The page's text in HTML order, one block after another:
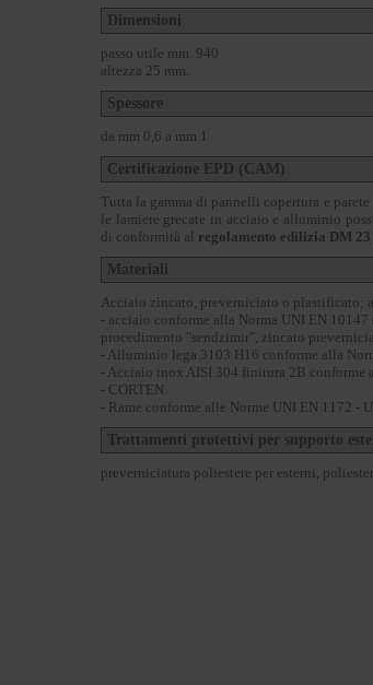
Dimensioni
passo utile mm. 940
altezza 25 mm.
Spessore
da mm 0,6 a mm 1
Certificazione EPD (CAM)
Tutta la gamma di pannelli copertura e
le lamiere grecate in acciaio e alluminio
di conformità al regolamento edilizia DM 23
Materiali
Acciaio zincato, preverniciato o plastificato;
- acciaio conforme alla Norma UNI EN
procedimento "sendzimir", zincato
- Alluminio lega 3103 H16 conforme alla
- Acciaio inox AISI 304 finitura 2B conforme
- CORTEN.
- Rame conforme alle Norme UNI EN 1172 -
Trattamenti protettivi per supporto
preverniciatura poliestere per esterni,